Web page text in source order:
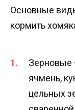
Основные
кормить
Зерновые
ячмень,
цельных